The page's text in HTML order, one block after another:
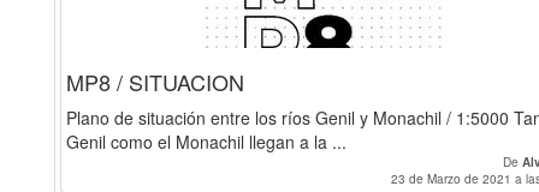
MP8 / SITUACION
Plano de situación entre los ríos Genil y Monachil / 1:5000
Genil como el Monachil llegan a la ...
De
23 de Marzo de 2021 a